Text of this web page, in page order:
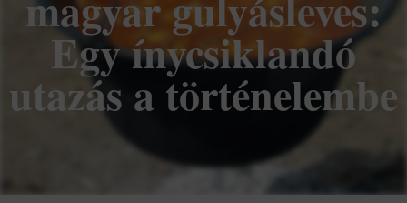
Egy ínycsiklandó
utazás a történelembe